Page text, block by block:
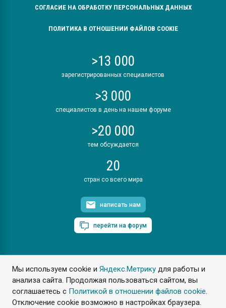
Мы используем cookie иЯндекс.Метрику для работы и
анализа сайта. Продолжая пользоваться сайтом, вы
соглашаетесь с Политикой в отношении файлов cookie.
Отключение cookie возможно в настройках браузера.
СОГЛАСИЕ НА ОБРАБОТКУ ПЕРСОНАЛЬНЫХ ДАННЫХ
ПОЛИТИКА В ОТНОШЕНИИ ФАЙЛОВ COOKIE
>13 000
зарегистрированных специалистов
>3 000
специалистов в день на нашем форуме
>20 000
тем обсуждается
20
стран со всего мира
написать нам
перейти на форум
ПластЭксперт © 2006. Все права защищены
Разрешается копирование материалов сайта с обязательной
ссылкой на www.e-plastic.ru
Разработка сайта